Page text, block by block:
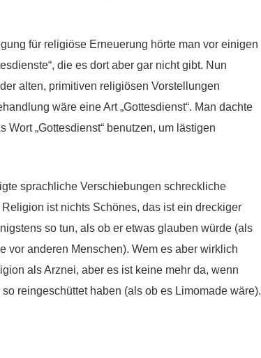
für religiöse Erneuerung hörte man vor einigen
die es dort aber gar nicht gibt. Nun
alten, primitiven religiösen Vorstellungen
wäre eine Art „Gottesdienst“. Man dachte
„Gottesdienst“ benutzen, um lästigen
sprachliche Verschiebungen schreckliche
ist nichts Schönes, das ist ein dreckiger
so tun, als ob er etwas glauben würde (als
vor anderen Menschen). Wem es aber wirklich
als Arznei, aber es ist keine mehr da, wenn
reingeschüttet haben (als ob es Limomade wäre).